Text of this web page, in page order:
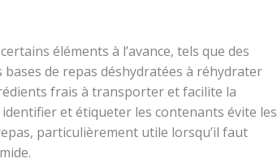
éléments à l’avance, tels que des
bases de repas déshydratées à réhydrater
frais à transporter et facilite la
et étiqueter les contenants évite les
particulièrement utile lorsqu’il faut